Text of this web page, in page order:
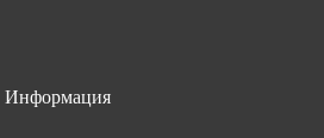
Информация